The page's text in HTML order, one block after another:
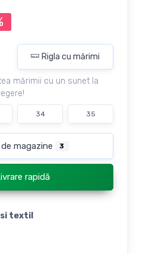
Rigla cu mărimi
mărimii cu un sunet la
34 35
magazine 3
rapidă
textil